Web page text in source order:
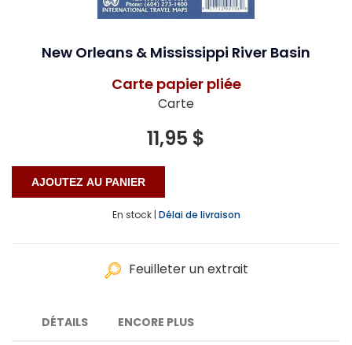
New Orleans & Mississippi River Basin
Carte papier pliée
Carte
11,95 $
En stock | Délai de livraison
Feuilleter un extrait
DÉTAILS ENCORE PLUS